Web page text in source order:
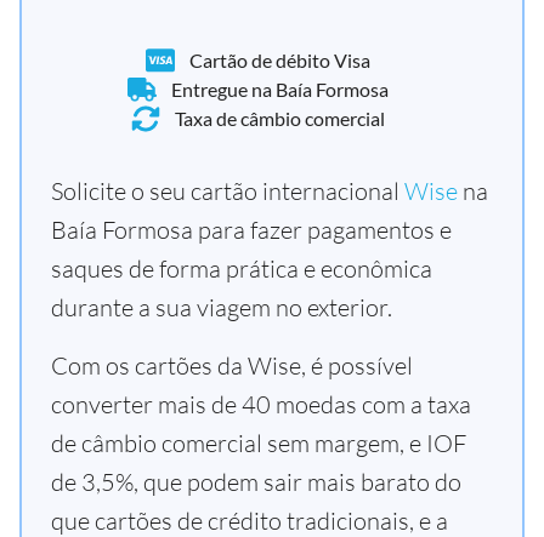
Cartão de débito Visa
Entregue na Baía Formosa
Taxa de câmbio comercial
Solicite o seu cartão internacional Wise na
Baía Formosa para fazer pagamentos e
saques de forma prática e econômica
durante a sua viagem no exterior.
Com os cartões da Wise, é possível
converter mais de 40 moedas com a taxa
de câmbio comercial sem margem, e IOF
de 3,5%, que podem sair mais barato do
que cartões de crédito tradicionais, e a